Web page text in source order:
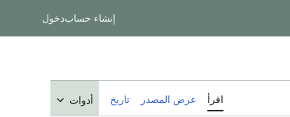
إنشاء حسابدخول
اقرأ عرض المصدر تاريخ أدوات